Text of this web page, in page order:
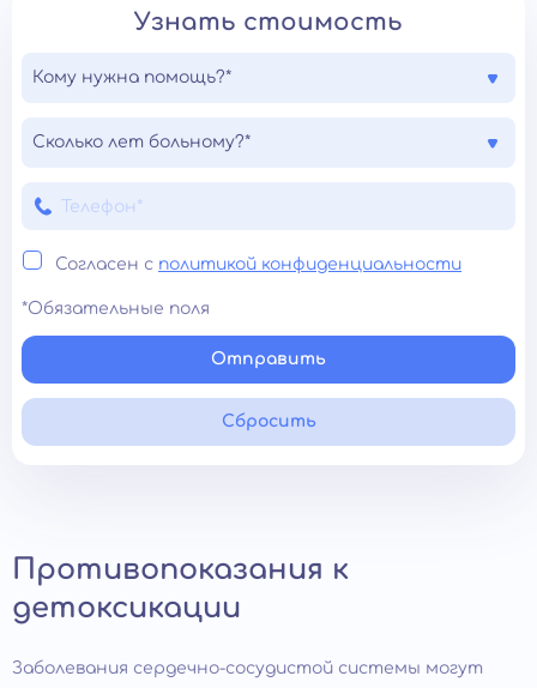
Узнать стоимость
Кому нужна помощь?*
Сколько лет больному?*
Согласен с политикой конфиденциальности
*Обязательные поля
Отправить
Сбросить
Противопоказания к
детоксикации
Заболевания сердечно-сосудистой системы могут